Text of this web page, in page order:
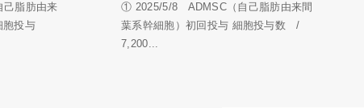
脂肪由来
胞投与
① 2025/5/8 ADMSC（自己脂肪由来間
葉系幹細胞）初回投与 細胞投与数 /
7,200...